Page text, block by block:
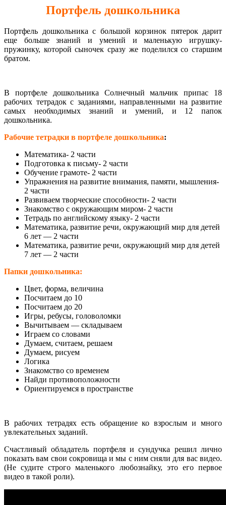
Портфель дошкольника
Портфель дошкольника с большой корзинок пятерок дарит
еще больше знаний и умений и маленькую игрушку-
пружинку, которой сыночек сразу же поделился со старшим
братом.
В портфеле дошкольника Солнечный мальчик припас 18
рабочих тетрадок с заданиями, направленными на развитие
самых необходимых знаний и умений, и 12 папок
дошкольника.
Рабочие тетрадки в портфеле дошкольника:
Математика- 2 части
Подготовка к письму- 2 части
Обучение грамоте- 2 части
Упражнения на развитие внимания, памяти, мышления-
2 части
Развиваем творческие способности- 2 части
Знакомство с окружающим миром- 2 части
Тетрадь по английскому языку- 2 части
Математика, развитие речи, окружающий мир для детей
6 лет — 2 части
Математика, развитие речи, окружающий мир для детей
7 лет — 2 части
Папки дошкольника:
Цвет, форма, величина
Посчитаем до 10
Посчитаем до 20
Игры, ребусы, головоломки
Вычитываем — складываем
Играем со словами
Думаем, считаем, решаем
Думаем, рисуем
Логика
Знакомство со временем
Найди противоположности
Ориентируемся в пространстве
В рабочих тетрадях есть обращение ко взрослым и много
увлекательных заданий.
Счастливый обладатель портфеля и сундучка решил лично
показать вам свои сокровища и мы с ним сняли для вас видео.
(Не судите строго маленького любознайку, это его первое
видео в такой роли).